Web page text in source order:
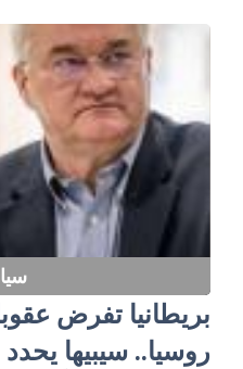
بريطانيا تفرض
روسيا.. سيبيها